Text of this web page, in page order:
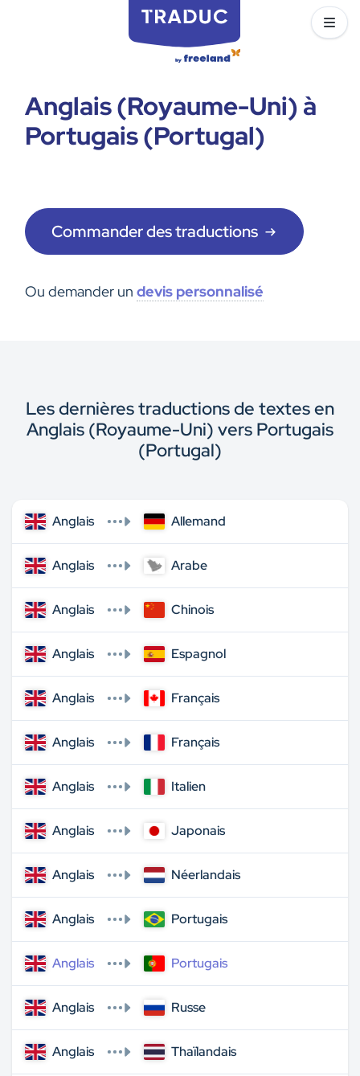
Anglais (Royaume-Uni) à
Portugais (Portugal)
Commander des traductions
Ou demander un devis personnalisé
Les dernières traductions de textes en
Anglais (Royaume-Uni) vers Portugais
(Portugal)
Anglais Allemand
Anglais Arabe
Anglais Chinois
Anglais Espagnol
Anglais Français
Anglais Français
Anglais Italien
Anglais Japonais
Anglais Néerlandais
Anglais Portugais
Anglais Portugais
Anglais Russe
Anglais Thaïlandais